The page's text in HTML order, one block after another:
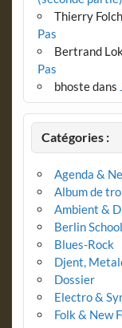
Thierry
Pas
Bertrand
Pas
bhostedans
Catégories :
Agenda &
Album de
Ambient &
Berlin
Blues-Rock
Djent,
Dossier
Electro &
Folk & New